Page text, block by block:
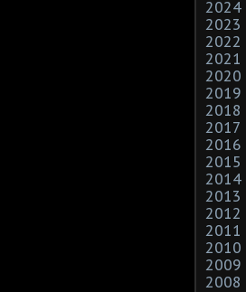
2024
2023
2022
2021
2020
2019
2018
2017
2016
2015
2014
2013
2012
2011
2010
2009
2008